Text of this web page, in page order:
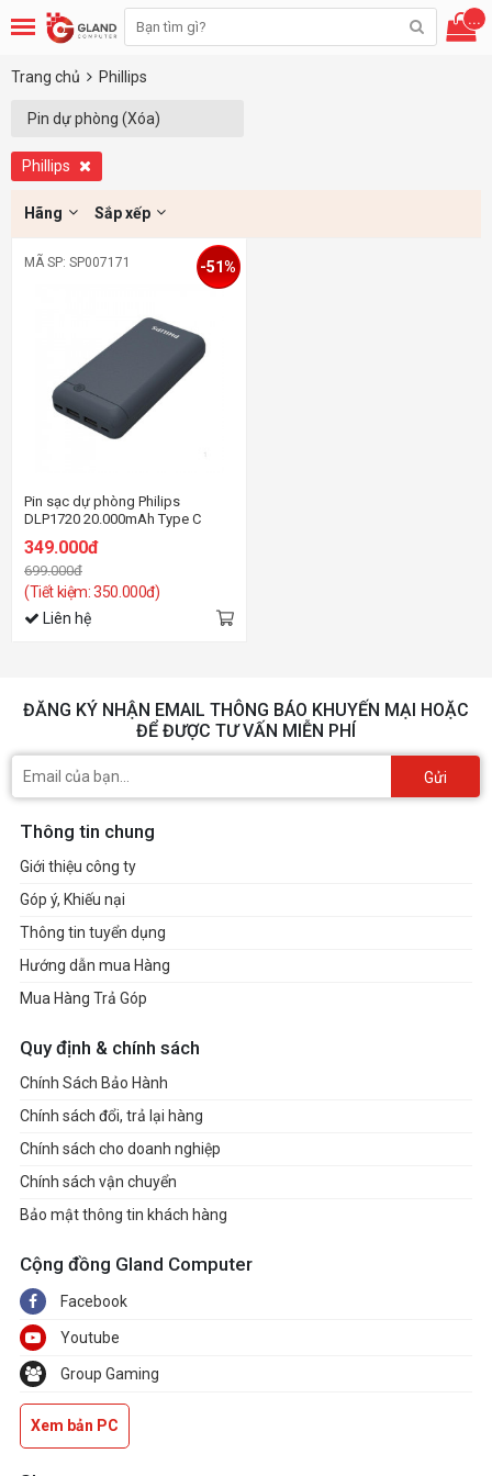
...
Trang chủ Phillips
Pin dự phòng (Xóa)
Phillips
Hãng Sắp xếp
MÃ SP: SP007171
Pin sạc dự phòng Philips
DLP1720 20.000mAh Type C
349.000đ
699.000đ
(Tiết kiệm: 350.000đ)
-51%
Liên hệ
ĐĂNG KÝ NHẬN EMAIL THÔNG BÁO KHUYẾN MẠI HOẶC
ĐỂ ĐƯỢC TƯ VẤN MIỄN PHÍ
Gửi
Thông tin chung
Giới thiệu công ty
Góp ý, Khiếu nại
Thông tin tuyển dụng
Hướng dẫn mua Hàng
Mua Hàng Trả Góp
Quy định & chính sách
Chính Sách Bảo Hành
Chính sách đổi, trả lại hàng
Chính sách cho doanh nghiệp
Chính sách vận chuyển
Bảo mật thông tin khách hàng
Cộng đồng Gland Computer
Facebook
Youtube
Group Gaming
Xem bản PC